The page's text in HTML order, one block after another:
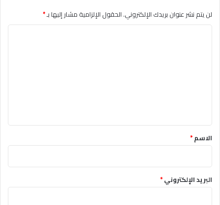
لن يتم نشر عنوان بريدك الإلكتروني.الحقول الإلزامية مشار إليها بـ*
*الاسم*
البريد الإلكتروني*